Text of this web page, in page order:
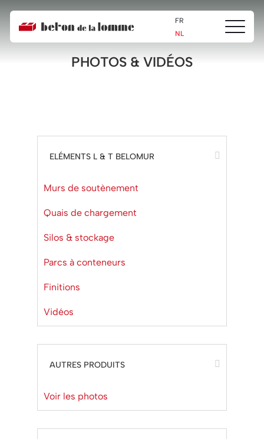
Beton
de
FR
NL
Ouvrir/
PHOTOS & VIDÉOS
ELÉMENTS L & T BELOMUR
Murs de soutènement
Quais de chargement
Silos & stockage
Parcs à conteneurs
Finitions
Vidéos
AUTRES PRODUITS
Voir les photos